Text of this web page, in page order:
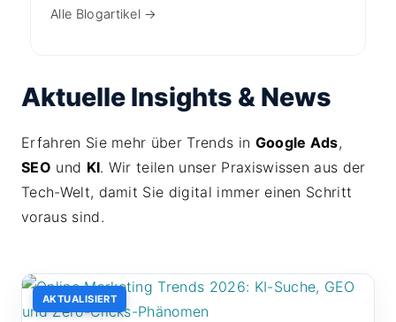
Alle Blogartikel →
Aktuelle Insights & News
Erfahren Sie mehr über Trends in Google Ads,
SEO und KI. Wir teilen unser Praxiswissen aus der
Tech-Welt, damit Sie digital immer einen Schritt
voraus sind.
AKTUALISIERT